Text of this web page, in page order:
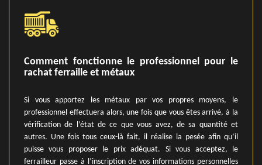
Comment fonctionne le professionnel pour le
rachat ferraille et métaux
Si vous apportez les métaux par vos propres moyens, le
professionnel effectuera alors, une fois que vous êtes arrivé, à la
vérification de l’état de ce que vous avez, de sa quantité et
autres. Une fois tous ceux-là fait, il réalise la pesée afin qu’il
puisse vous proposer le prix adéquat. Si vous acceptez, le
ferrailleur passe à l’inscription de vos informations personnelles